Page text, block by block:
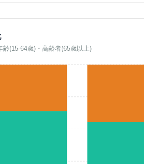
齢(15-64歳)・高齢者(65歳以上)